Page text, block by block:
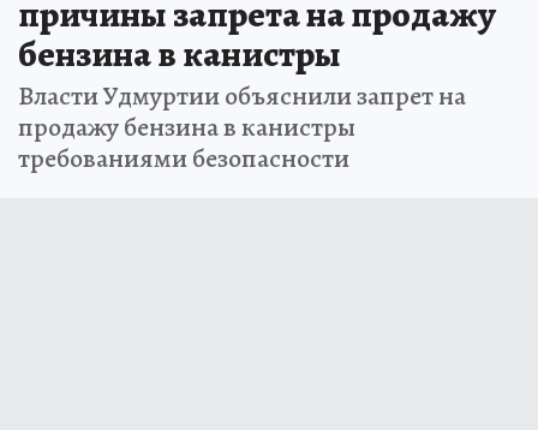
причины запрета на продажу
бензина в канистры
Власти Удмуртии объяснили запрет на
продажу бензина в канистры
требованиями безопасности